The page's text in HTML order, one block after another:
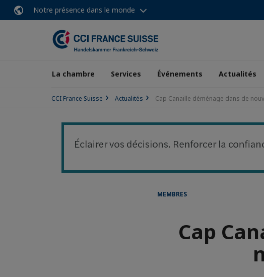
Notre présence dans le monde
La chambre Services Événements Actualités
CCI France Suisse Actualités Cap Canaille déménage dans de
MEMBRES
Cap